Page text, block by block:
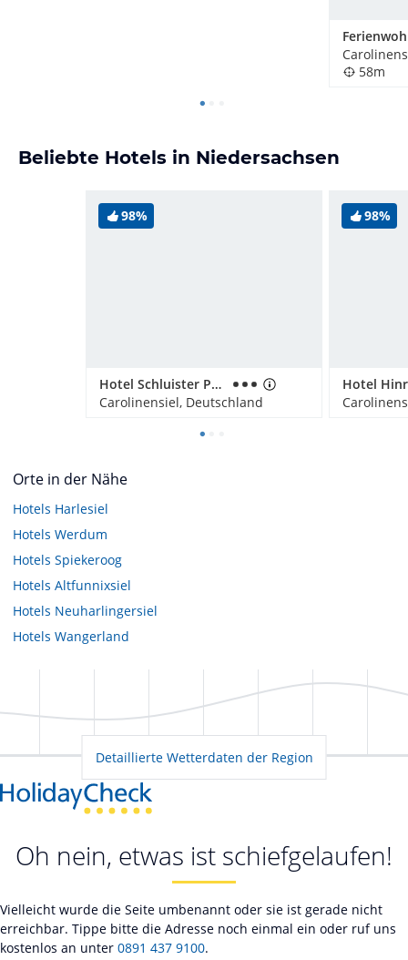
58m
Beliebte Hotels in Niedersachsen
98%
Hotel Schluister Park
Carolinensiel, Deutschland
98%
Orte in der Nähe
Hotels Harlesiel
Hotels Werdum
Hotels Spiekeroog
Hotels Altfunnixsiel
Hotels Neuharlingersiel
Hotels Wangerland
Detaillierte Wetterdaten der Region
Oh nein, etwas ist schiefgelaufen!
Vielleicht wurde die Seite umbenannt oder sie ist gerade nicht
erreichbar. Tippe bitte die Adresse noch einmal ein oder ruf uns
kostenlos an unter 0891 437 9100.